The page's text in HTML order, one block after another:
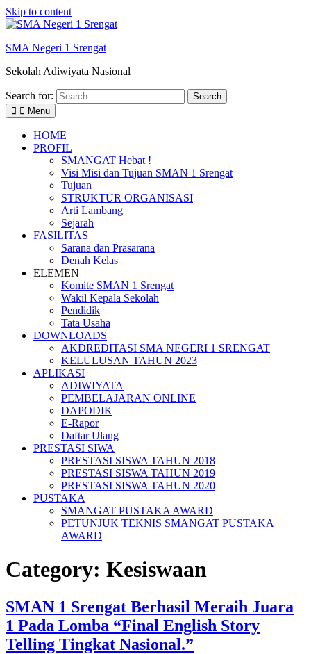
Skip to content
SMA Negeri 1 Srengat
Sekolah Adiwiyata Nasional
Search for:
Menu
HOME
PROFIL
SMANGAT Hebat !
Visi Misi dan Tujuan SMAN 1 Srengat
Tujuan
STRUKTUR ORGANISASI
Arti Lambang
Sejarah
FASILITAS
Sarana dan Prasarana
Denah Kelas
ELEMEN
Komite SMAN 1 Srengat
Wakil Kepala Sekolah
Pendidik
Tata Usaha
DOWNLOADS
AKDREDITASI SMA NEGERI 1 SRENGAT
KELULUSAN TAHUN 2023
APLIKASI
ADIWIYATA
PEMBELAJARAN ONLINE
DAPODIK
E-Rapor
Daftar Ulang
PRESTASI SIWA
PRESTASI SISWA TAHUN 2018
PRESTASI SISWA TAHUN 2019
PRESTASI SISWA TAHUN 2020
PUSTAKA
SMANGAT PUSTAKA AWARD
PETUNJUK TEKNIS SMANGAT PUSTAKA
AWARD
Category: Kesiswaan
SMAN 1 Srengat Berhasil Meraih Juara
1 Pada Lomba “Final English Story
Telling Tingkat Nasional.”